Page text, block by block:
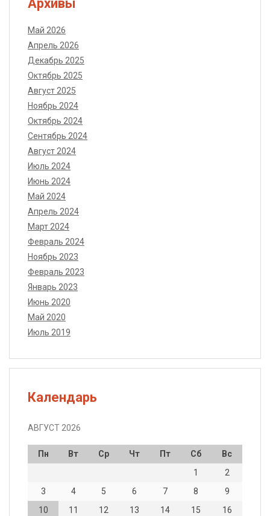
Архивы
Май 2026
Апрель 2026
Декабрь 2025
Октябрь 2025
Август 2025
Ноябрь 2024
Октябрь 2024
Сентябрь 2024
Август 2024
Июль 2024
Июнь 2024
Май 2024
Апрель 2024
Март 2024
Февраль 2024
Ноябрь 2023
Февраль 2023
Январь 2023
Июнь 2020
Май 2020
Июль 2019
Календарь
АВГУСТ 2026
Пн Вт Ср Чт Пт Сб
Вс
1
2
3
4 5 6 7 8
9
10
11 12 13 14 15
16